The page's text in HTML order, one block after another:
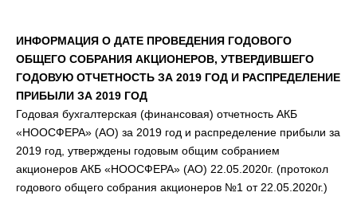
ИНФОРМАЦИЯ О ДАТЕ ПРОВЕДЕНИЯ ГОДОВОГО
ОБЩЕГО СОБРАНИЯ АКЦИОНЕРОВ, УТВЕРДИВШЕГО
ГОДОВУЮ ОТЧЕТНОСТЬ ЗА 2019 ГОД И РАСПРЕДЕЛЕНИЕ
ПРИБЫЛИ ЗА 2019 ГОД
Годовая бухгалтерская (финансовая) отчетность АКБ
«НООСФЕРА» (АО) за 2019 год и распределение прибыли за
2019 год, утверждены годовым общим собранием
акционеров АКБ «НООСФЕРА» (АО) 22.05.2020г. (протокол
годового общего собрания акционеров №1 от 22.05.2020г.)